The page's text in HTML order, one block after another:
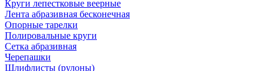
Круги лепестковые веерные
Лента абразивная бесконечная
Опорные тарелки
Полировальные круги
Сетка абразивная
Черепашки
Шлифлисты (рулоны)